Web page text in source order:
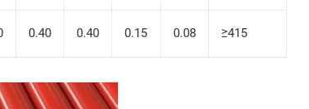
0.40 0.40 0.15 0.08 ≥415